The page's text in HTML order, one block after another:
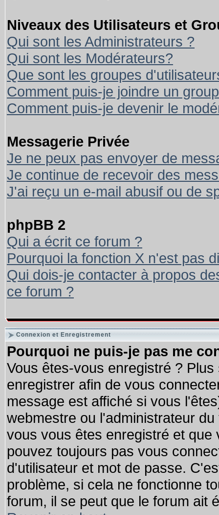
Niveaux des Utilisateurs et
Qui sont les Administrateurs ?
Qui sont les Modérateurs?
Que sont les groupes
Comment puis-je joindre un
Comment puis-je devenir le
Messagerie Privée
Je ne peux pas envoyer de
Je continue de recevoir des
J'ai reçu un e-mail abusif ou de
phpBB 2
Qui a écrit ce forum ?
Pourquoi la fonction X n'est pas
Qui dois-je contacter à propos
ce forum ?
Connexion et Enregistrement
Pourquoi ne puis-je pas me
Vous êtes-vous enregistré ?
enregistrer afin de vous
message est affiché si vous
webmestre ou l'administrateur
vous vous êtes enregistré et
pouvez toujours pas vous
d'utilisateur et mot de passe.
problème, si cela ne fonctionne
forum, il se peut que le forum ait